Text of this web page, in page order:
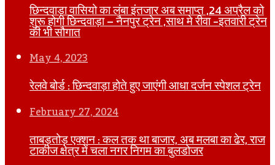
छिन्दवाड़ा वासियो का लंबा इंतजार अब समाप्त ,24 अप्रैल को
शुरू होगी छिन्दवाड़ा – नैनपुर ट्रेन ,साथ मे रीवा -इतवारी ट्रेन
की भी सौगात
May 4, 2023
रेलवे बोर्ड : छिन्दवाड़ा होते हुए जाएंगी आधा दर्जन स्पेशल ट्रेन
February 27, 2024
ताबड़तोड़ एक्शन : कल तक था बाजार, अब मलबा का ढेर, राज
टाकीज क्षेत्र में चला नगर निगम का बुलडोजर